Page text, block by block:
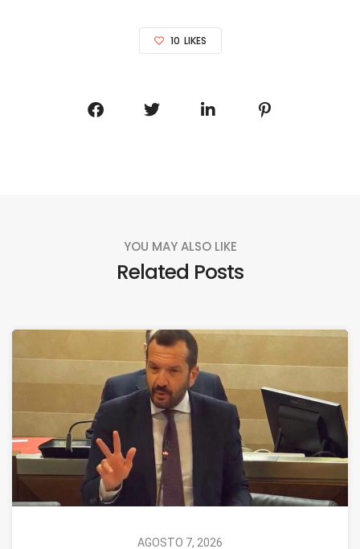
10 LIKES
YOU MAY ALSO LIKE
Related Posts
AGOSTO 7, 2026